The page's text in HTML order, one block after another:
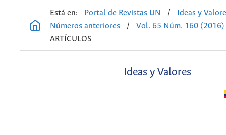
Está en: Portal de Revistas UN /
Ideas y
Números anteriores
/
Vol. 65 Núm. 160 (2016)
ARTÍCULOS
Ideas y Valores